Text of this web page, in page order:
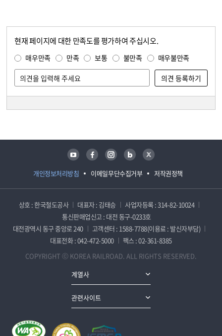
현재 페이지에 대한 만족도를 평가하여 주십시오.
매우만족 만족 보통 불만족 매우불만족
개인정보처리방침 이메일무단수집거부 저작권정책
유튜브 페이스북 인스타그램 블로그 트위터
상호 : 한국철도공사 대표자 : 김태승
사업자등록 : 314-82-10024
통신판매업신고 : 대전 동구-0233호
대전광역시 동구 중앙로 240
고객센터 : 1588-7788(이용료 : 발신자부담)
대표전화 : 042-472-5000
팩스 : 02-361-8385
COPYRIGHT ⓒ KOREA RAILROAD. ALL RIGHTS RESERVED.
계열사
관련사이트